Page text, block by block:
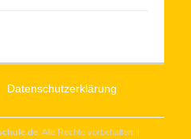
Datenschutzerklärung
. Alle Rechte vorbehalten. |